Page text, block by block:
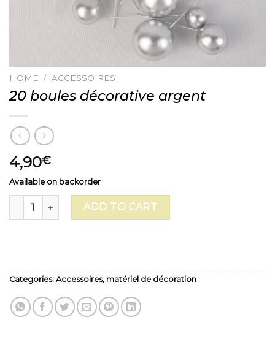
HOME / ACCESSOIRES
20 boules décorative argent
4,90€
Available on backorder
20 boules décorative argent quantity
ADD TO CART
Categories: Accessoires, matériel de décoration